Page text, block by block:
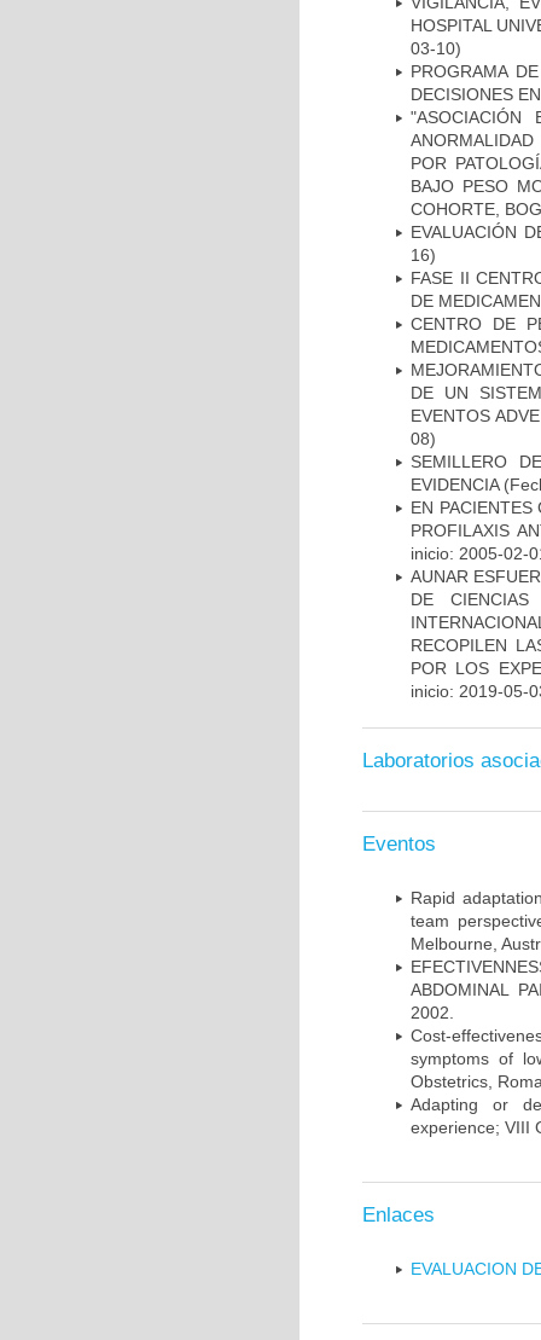
HOSPITAL
03-10)
PROGRAMA
DECISIONES
"ASOCIACIÓN
ANORMALIDAD
POR
BAJO PESO
COHORTE,
EVALUACIÓN
16)
FASE II
DE
CENTRO DE
DE UN
EVENTOS
08)
SEMILLERO
EVIDENCIA
EN PACIENTES
PROFILAXIS
inicio: 2005-02-
AUNAR
DE
RECOPILEN
POR LOS
inicio: 2019-05-
Laboratorios
Eventos
Rapid
team
Melbourne,
ABDOMINAL
2002.
Cost-
symptoms of
Obstetrics,
Adapting or
experience; VIII
Enlaces
EVALUACION